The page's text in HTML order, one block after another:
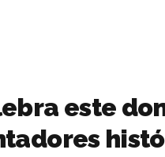
este